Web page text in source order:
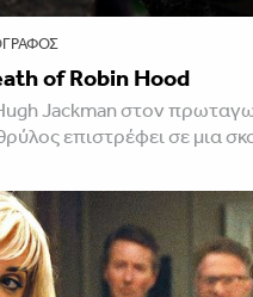
of Robin Hood
Jackman στον
επιστρέφει σε μια